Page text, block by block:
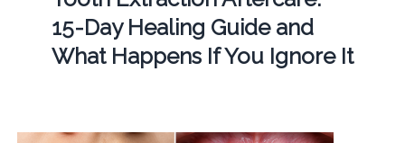
15-Day Healing Guide and
What Happens If You Ignore It